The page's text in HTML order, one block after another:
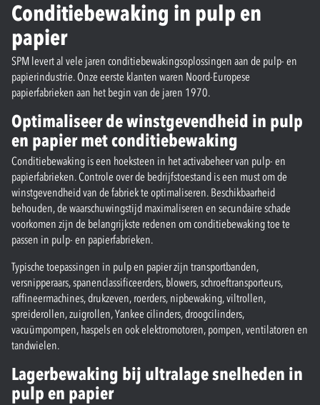
Conditiebewaking in pulp en
papier
SPM levert al vele jaren conditiebewakingsoplossingen aan de pulp- en
papierindustrie. Onze eerste klanten waren Noord-Europese
papierfabrieken aan het begin van de jaren 1970.
Optimaliseer de winstgevendheid in pulp
en papier met conditiebewaking
Conditiebewaking is een hoeksteen in het activabeheer van pulp- en
papierfabrieken. Controle over de bedrijfstoestand is een must om de
winstgevendheid van de fabriek te optimaliseren. Beschikbaarheid
behouden, de waarschuwingstijd maximaliseren en secundaire schade
voorkomen zijn de belangrijkste redenen om conditiebewaking toe te
passen in pulp- en papierfabrieken.
Typische toepassingen in pulp en papier zijn transportbanden,
versnipperaars, spanenclassificeerders, blowers, schroeftransporteurs,
raffineermachines, drukzeven, roerders, nipbewaking, viltrollen,
spreiderollen, zuigrollen, Yankee cilinders, droogcilinders,
vacuümpompen, haspels en ook elektromotoren, pompen, ventilatoren en
tandwielen.
Lagerbewaking bij ultralage snelheden in
pulp en papier